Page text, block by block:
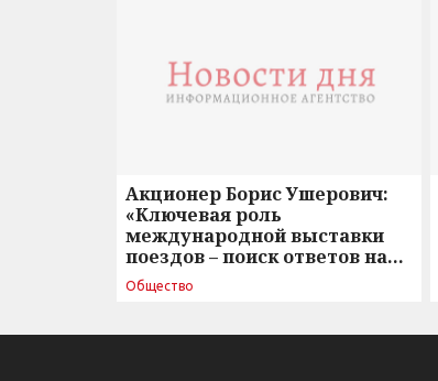
Акционер Борис Ушерович:
«Ключевая роль
международной выставки
поездов – поиск ответов на
вызовы времени»
Общество